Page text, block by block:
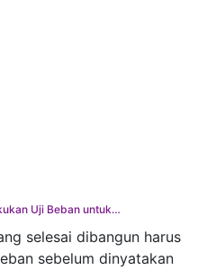
Uji Beban untuk…
selesai dibangun harus
sebelum dinyatakan